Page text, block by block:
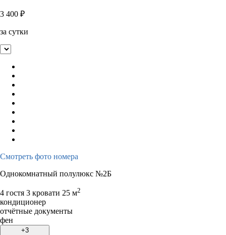
3 400 ₽
за сутки
Смотреть фото номера
Однокомнатный полулюкс №2Б
4 гостя 3 кровати 25 м2
кондиционер
отчётные документы
фен
+3